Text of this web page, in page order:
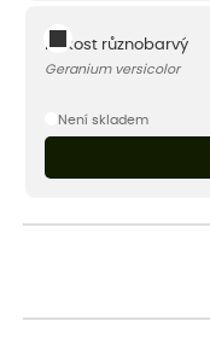
Kakost různobarvý
Geranium versicolor
Není skladem